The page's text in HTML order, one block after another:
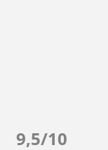
9,5/10